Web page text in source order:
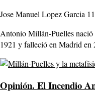
Jose Manuel Lopez Garcia
Antonio Millán-Puelles nació
1921 y falleció en Madrid
Opinión. El Incendio